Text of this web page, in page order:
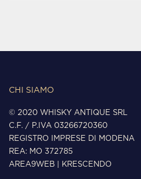
CHI SIAMO
© 2020 WHISKY ANTIQUE SRL
C.F. / P.IVA 03266720360
REGISTRO IMPRESE DI MODENA
REA: MO 372785
AREA9WEB
KRESCENDO